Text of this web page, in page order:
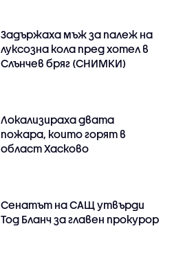
Задържаха мъж за палеж на
луксозна кола пред хотел в
Слънчев бряг (СНИМКИ)
Локализираха двата
пожара, които горят в
област Хасково
Сенатът на САЩ утвърди
Тод Бланч за главен прокурор